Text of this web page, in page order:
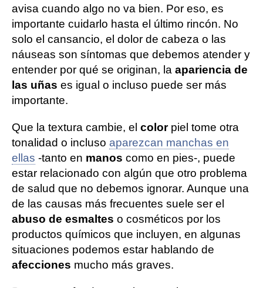
avisa cuando algo no va bien. Por eso, es
importante cuidarlo hasta el último rincón. No
solo el cansancio, el dolor de cabeza o las
náuseas son síntomas que debemos atender y
entender por qué se originan, la apariencia de
las uñas es igual o incluso puede ser más
importante.
Que la textura cambie, el color piel tome otra
tonalidad o incluso aparezcan manchas en
ellas -tanto en manos como en pies-, puede
estar relacionado con algún que otro problema
de salud que no debemos ignorar. Aunque una
de las causas más frecuentes suele ser el
abuso de esmaltes o cosméticos por los
productos químicos que incluyen, en algunas
situaciones podemos estar hablando de
afecciones mucho más graves.